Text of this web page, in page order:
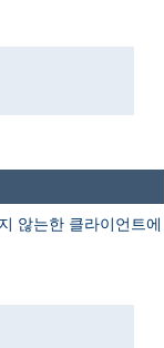
않는한 클라이언트에